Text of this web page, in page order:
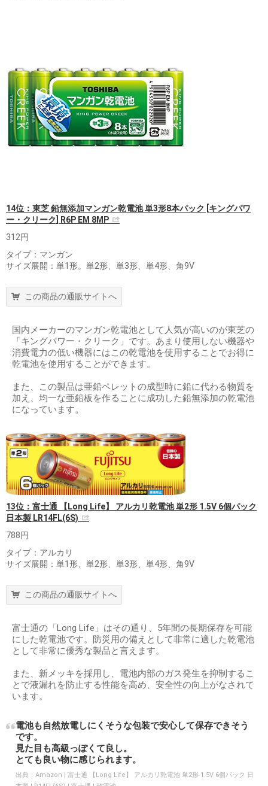
14位：東芝 鉛無添加マンガン乾電池 単3形8本パック [キングパワ
ー・クリーク] R6P EM 8MP
312円
タイプ：マンガン
サイズ展開：単1形。単2形、単3形、単4形、角9V
この商品の通販サイトへ
国内メーカーのマンガン乾電池として人気が高いのが東芝の
「キングパワー・クリーク」です。あまり使用しない機器や
消費電力の低い機器にはこの乾電池を使用することでお得に
乾電池を使用することができます。
また、この製品は亜鉛ペレットの成型時に鉛に代わる物質を
加え、均一な亜鉛板を作ることに成功した鉛無添加の乾電池
になっています。
13位：富士通 【Long Life】 アルカリ乾電池 単2形 1.5V 6個パック
日本製 LR14FL(6S)
788円
タイプ：アルカリ
サイズ展開：単1形、単2形、単3形、単4形、角9V
この商品の通販サイトへ
富士通の「Long Life」はその通り、5年間の長期保存を可能
にした乾電池です。防災用の備えとして非常に適した乾電池
として非常に優秀な製品と言えます。
また、新メッキを採用し、電池内部のガス発生を抑制するこ
とで液漏れを防止する性能を高め、安全性の向上がなされて
います。
電池も自然放電しにくそうな包装で安心して保存できそう
です。
見た目も高級っぽくて良し。
とても良い物に感じられます。
出典： Amazon | 富士通 【Long Life】 アルカリ乾電池 単2形 1.5V 6個パック 日